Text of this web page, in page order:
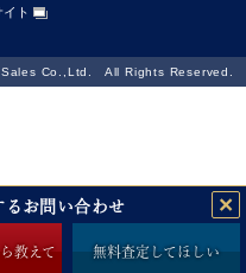
ト
Co.,Ltd. All Rights Reserved.
るお問い合わせ
教えて 無料査定してほしい
×